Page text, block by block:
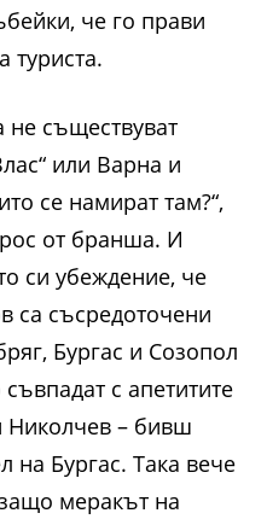
че го прави
туриста.
съществуват
или Варна и
се намират там?“,
от бранша. И
си убеждение, че
са съсредоточени
Бургас и Созопол
с апетитите
Николчев – бивш
на Бургас. Така вече
меракът на